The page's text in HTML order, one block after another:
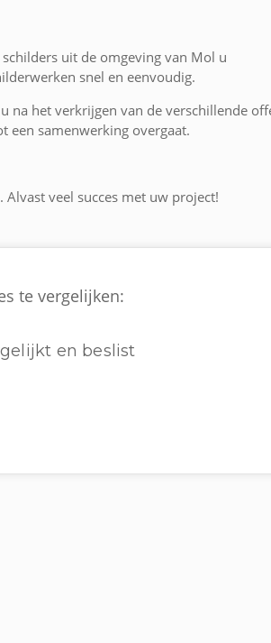
uit de omgeving van Mol u
snel en eenvoudig.
na het verkrijgen van de verschillende
een samenwerking overgaat.
veel succes met uw project!
te vergelijken:
en beslist